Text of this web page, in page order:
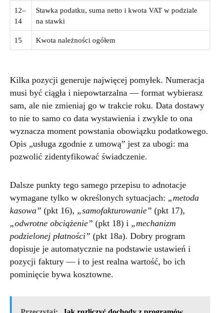
12–
14
Stawka podatku, suma netto i kwota VAT w podziale
na stawki
15 Kwota należności ogółem
Kilka pozycji generuje najwięcej pomyłek. Numeracja
musi być ciągła i niepowtarzalna — format wybierasz
sam, ale nie zmieniaj go w trakcie roku. Data dostawy
to nie to samo co data wystawienia i zwykle to ona
wyznacza moment powstania obowiązku podatkowego.
Opis „usługa zgodnie z umową” jest za ubogi: ma
pozwolić zidentyfikować świadczenie.
Dalsze punkty tego samego przepisu to adnotacje
wymagane tylko w określonych sytuacjach: „metoda
kasowa” (pkt 16), „samofakturowanie” (pkt 17),
„odwrotne obciążenie” (pkt 18) i „mechanizm
podzielonej płatności” (pkt 18a). Dobry program
dopisuje je automatycznie na podstawie ustawień i
pozycji faktury — i to jest realna wartość, bo ich
pominięcie bywa kosztowne.